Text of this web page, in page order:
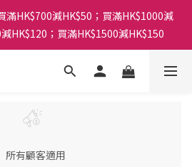
滿HK$700減HK$50；買滿HK$1000減
HK$120；買滿HK$1500減HK$150
所有顧客適用